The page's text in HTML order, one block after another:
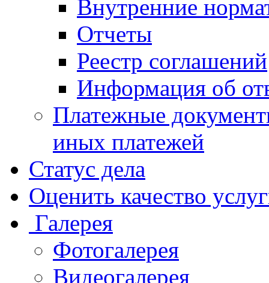
Внутренние
Отчеты
Реестр соглашений
Информация об
Платежные
иных платежей
Статус дела
Оценить качество
Галерея
Фотогалерея
Видеогалерея